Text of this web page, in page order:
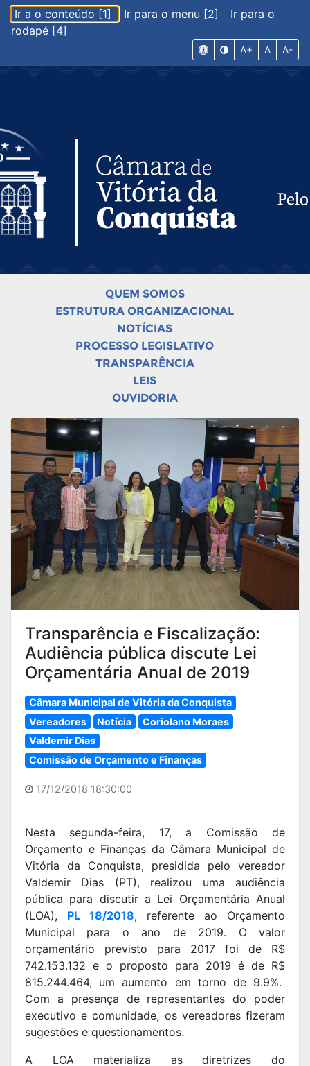
Ir a o conteúdo [1] Ir para o menu [2]
Ir para o
rodapé [4]
A+ A A-
QUEM SOMOS
ESTRUTURA ORGANIZACIONAL
NOTÍCIAS
PROCESSO LEGISLATIVO
TRANSPARÊNCIA
LEIS
OUVIDORIA
Transparência e Fiscalização:
Audiência pública discute Lei
Orçamentária Anual de 2019
Câmara Municipal de Vitória da Conquista
Vereadores
Notícia
Coriolano Moraes
Valdemir Dias
Comissão de Orçamento e Finanças
17/12/2018 18:30:00
Nesta segunda-feira, 17, a Comissão de
Orçamento e Finanças da Câmara Municipal de
Vitória da Conquista, presidida pelo vereador
Valdemir Dias (PT), realizou uma audiência
pública para discutir a Lei Orçamentária Anual
(LOA), PL 18/2018, referente ao Orçamento
Municipal para o ano de 2019. O valor
orçamentário previsto para 2017 foi de R$
742.153.132 e o proposto para 2019 é de R$
815.244.464, um aumento em torno de 9.9%.
Com a presença de representantes do poder
executivo e comunidade, os vereadores fizeram
sugestões e questionamentos.
A LOA materializa as diretrizes do